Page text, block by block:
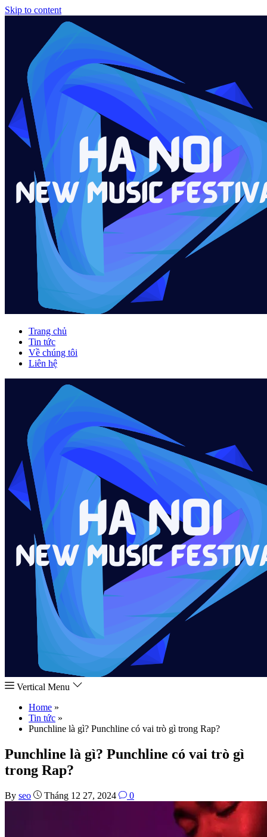
Skip to content
Trang chủ
Tin tức
Về chúng tôi
Liên hệ
Vertical Menu
Home »
Tin tức »
Punchline là gì? Punchline có vai trò gì trong Rap?
Punchline là gì? Punchline có vai trò gì
trong Rap?
By seo Tháng 12 27, 2024 0